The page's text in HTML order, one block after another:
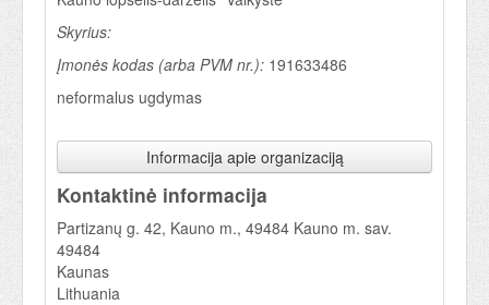
Skyrius:
Įmonės kodas (arba PVM nr.): 191633486
neformalus ugdymas
Informacija apie organizaciją
Kontaktinė informacija
Partizanų g. 42, Kauno m., 49484 Kauno m. sav.
49484
Kaunas
Lithuania